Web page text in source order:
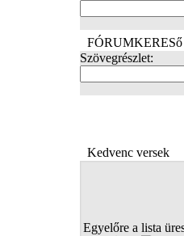
FÓRUMKERESő
Szövegrészlet:
Kedvenc versek
Egyelőre a lista